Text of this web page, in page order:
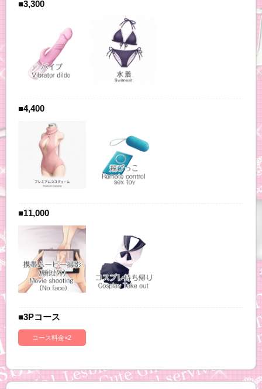
■3,300
■4,400
■11,000
■3Pコース
コース料金×2